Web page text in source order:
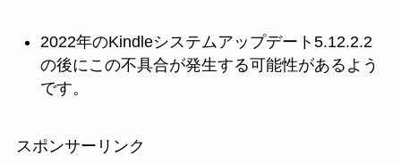
2022年のKindleシステムアップデート5.12.2.2
の後にこの不具合が発生する可能性があるよう
です。
スポンサーリンク